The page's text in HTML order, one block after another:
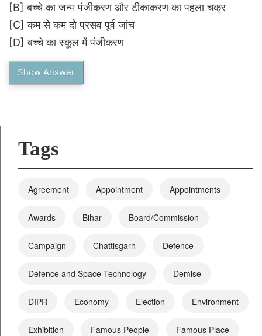
[B] बच्चे का जन्म पंजीकरण और टीकाकरण का पहला चक्र
[C] कम से कम दो प्रसव पूर्व जांच
[D] बच्चे का स्कूल में पंजीकरण
Show Answer
Tags
Agreement Appointment Appointments
Awards Bihar Board/Commission
Campaign Chattisgarh Defence
Defence and Space Technology Demise
DIPR Economy Election Environment
Exhibition Famous People Famous Place